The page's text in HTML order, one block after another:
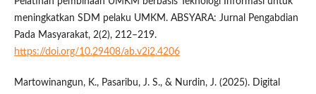
meningkatkan SDM pelaku UMKM. ABSYARA: Jurnal Pengabdian
Pada Masyarakat, 2(2), 212–219.
https://doi.org/10.29408/ab.v2i2.4206
Martowinangun, K., Pasaribu, J. S., & Nurdin, J. (2025). Digital